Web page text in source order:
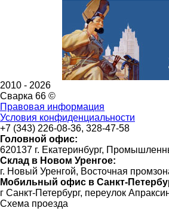
2010 - 2026
Сварка 66 ©
Правовая информация
Условия конфиденциальности
+7 (343) 226-08-36, 328-47-58
Головной офис:
620137 г. Екатеринбург,
Склад в Новом Уренгое:
г. Новый Уренгой, Восточная
Мобильный офис в Санкт-
г Санкт-Петербург, переулок
Схема проезда